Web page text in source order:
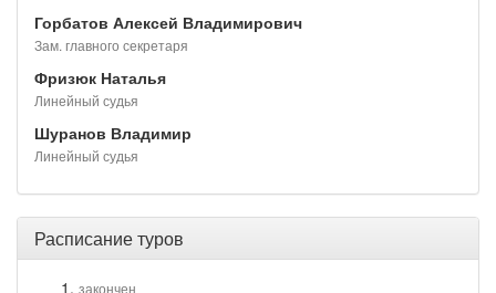
Горбатов Алексей Владимирович
Зам. главного секретаря
Фризюк Наталья
Линейный судья
Шуранов Владимир
Линейный судья
Расписание туров
закончен